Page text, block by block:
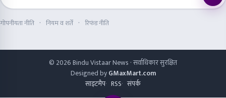
गोपनीयता नीति नियम व शर्तें रिफंड नीति
© 2026 Bindu Vistaar News · सर्वाधिकार सुरक्षित
Designed byGMaxMart.com
साइटमैप RSS संपर्क